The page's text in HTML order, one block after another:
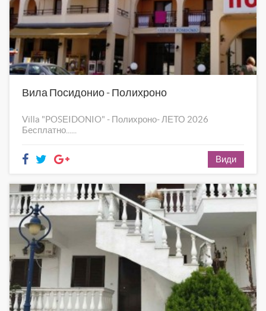
Вила Посидонио - Полихроно
Villa "POSЕIDONIO" - Полихроно- ЛЕТО 2026
Бесплатно......
Види